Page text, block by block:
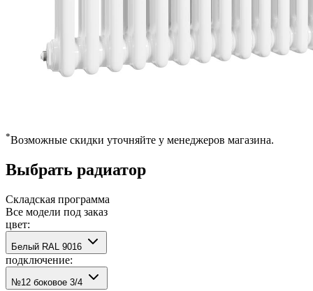
*Возможные скидки уточняйте у менеджеров магазина.
Выбрать радиатор
Складская программа
Все модели под заказ
цвет:
Белый RAL 9016
подключение:
№12 боковое 3/4